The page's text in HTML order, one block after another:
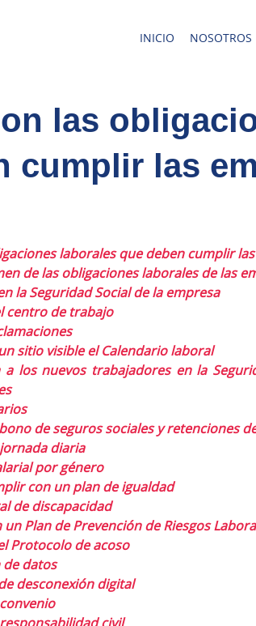
INICIO NOSOTROS
las
cumplir las
laborales que deben cumplir
de las obligaciones laborales de las
la Seguridad Social de la empresa
centro de trabajo
sitio visible el Calendario laboral
los nuevos trabajadores en la
de seguros sociales y retenciones
diaria
por género
con un plan de igualdad
de discapacidad
Plan de Prevención de Riesgos
Protocolo de acoso
datos
desconexión digital